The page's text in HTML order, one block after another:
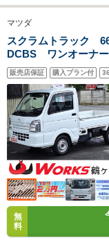
マツダ
スクラムトラック
DCBS ワンオーナー
販売店保証 購入プラン付
無
料